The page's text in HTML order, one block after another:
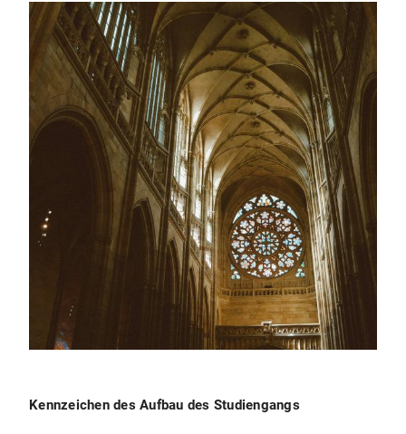
Kennzeichen des Aufbau des Studiengangs